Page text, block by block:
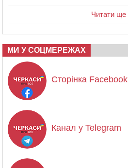
Читати ще
МИ У СОЦМЕРЕЖАХ
Сторінка Facebook
Канал у Telegram